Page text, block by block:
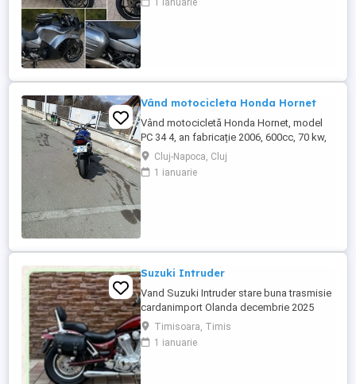
timp și tratată cu respect. O dau doar
1 ianuarie
Vând motocicleta Honda Hornet
Vând motocicletă Honda Hornet, model
PC 34 4, an fabricație 2006, 600cc, 70 kw,
98 cp, inspecție tehnică valabilă până în
august 2027 . Preț 1900 euro
Cluj-Napoca, Cluj
1 ianuarie
Suzuki Intruder
Vand Suzuki Intruder stare buna trasmisie
cardanimport Olanda decembrie 2025
inmatriculat RO IN FEBRUARIE Nu raspund
la mesaje.Schimb cu ATV plus sau minus
diferenta
Timisoara, Timis
1 ianuarie